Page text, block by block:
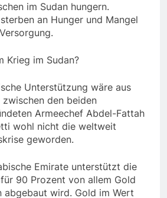
im Sudan hungern.
an Hunger und Mangel
Krieg im Sudan?
Unterstützung wäre aus
den beiden
Armeechef Abdel-Fattah
wohl nicht die weltweit
geworden.
Emirate unterstützt die
90 Prozent von allem Gold
abgebaut wird. Gold im Wert